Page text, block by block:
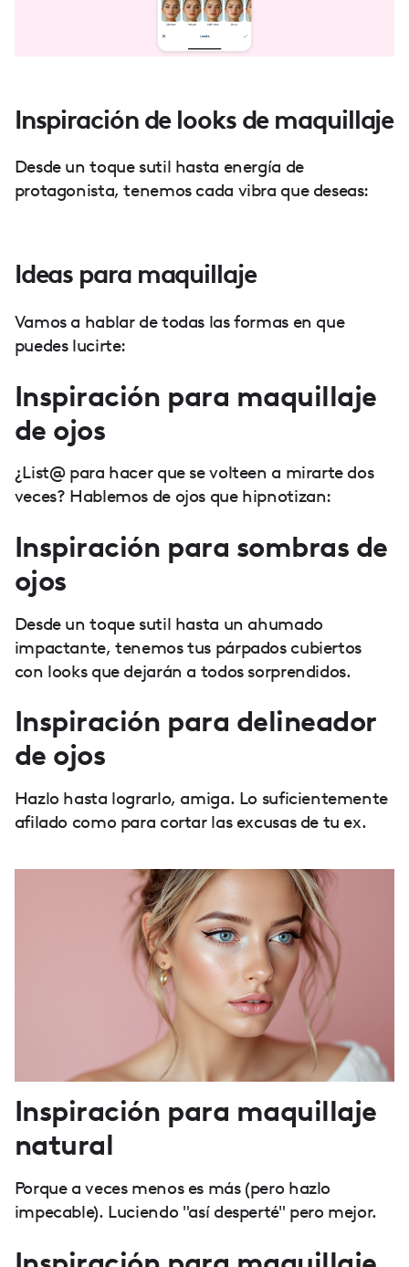
Inspiración de looks de maquillaje
Desde un toque sutil hasta energía de
protagonista, tenemos cada vibra que deseas:
Ideas para maquillaje
Vamos a hablar de todas las formas en que
puedes lucirte:
Inspiración para maquillaje
de ojos
¿List@ para hacer que se volteen a mirarte dos
veces? Hablemos de ojos que hipnotizan:
Inspiración para sombras de
ojos
Desde un toque sutil hasta un ahumado
impactante, tenemos tus párpados cubiertos
con looks que dejarán a todos sorprendidos.
Inspiración para delineador
de ojos
Hazlo hasta lograrlo, amiga. Lo suficientemente
afilado como para cortar las excusas de tu ex.
Inspiración para maquillaje
natural
Porque a veces menos es más (pero hazlo
impecable). Luciendo "así desperté" pero mejor.